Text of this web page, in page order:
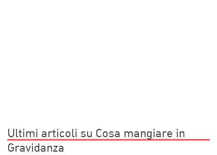
Ultimi articoli su Cosa mangiare in
Gravidanza